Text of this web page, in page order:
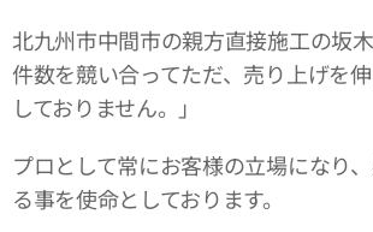
北九州市中間市の親方直接施工の坂
件数を競い合ってただ、売り上げを
しておりません。」
プロとして常にお客様の立場になり
る事を使命としております。